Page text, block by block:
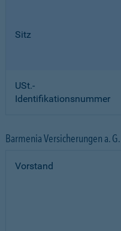
Sitz
USt.-
Identifikationsnummer
Barmenia Versicherungen a. G.
Vorstand